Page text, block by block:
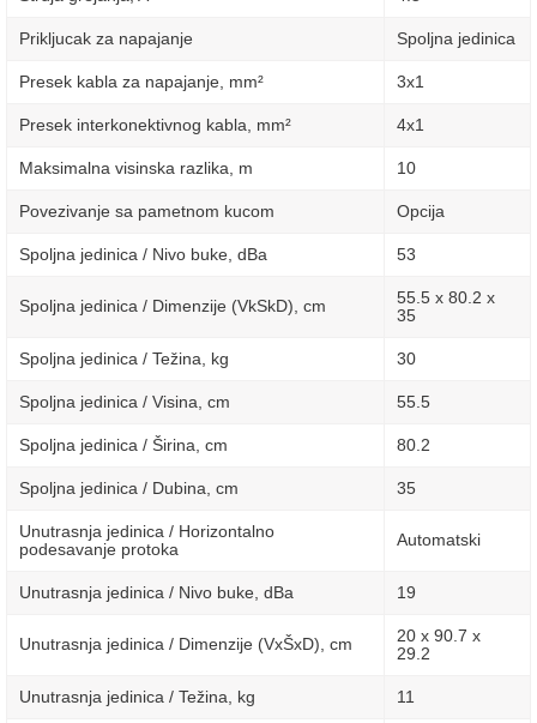
Prikljucak za napajanje Spoljna jedinica
Presek kabla za napajanje, mm² 3х1
Presek interkonektivnog kabla, mm² 4х1
Maksimalna visinska razlika, m 10
Povezivanje sa pametnom kucom Opcija
Spoljna jedinica / Nivo buke, dBa 53
Spoljna jedinica / Dimenzije (VkSkD), сm
55.5 x 80.2 x
35
Spoljna jedinica / Težina, kg 30
Spoljna jedinica / Visina, сm 55.5
Spoljna jedinica / Širina, сm 80.2
Spoljna jedinica / Dubina, сm 35
Unutrasnja jedinica / Horizontalno
podesavanje protoka
Automatski
Unutrasnja jedinica / Nivo buke, dBa 19
Unutrasnja jedinica / Dimenzije (VxŠxD), сm
20 x 90.7 x
29.2
Unutrasnja jedinica / Težina, kg 11